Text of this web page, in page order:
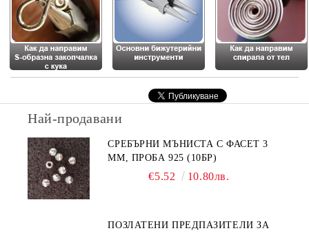
Най-продавани
СРЕБЪРНИ МЪНИСТА С ФАСЕТ 3
ММ, ПРОБА 925 (10БР)
€5.52 10.80лв.
ПОЗЛАТЕНИ ПРЕДПАЗИТЕЛИ ЗА